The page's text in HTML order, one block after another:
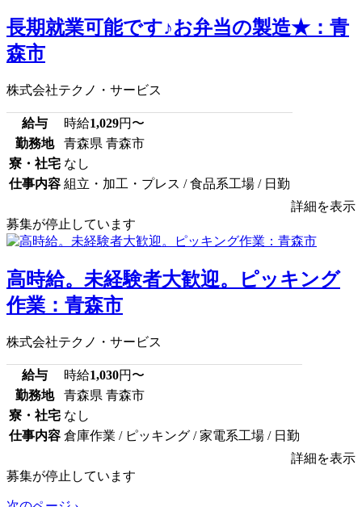
長期就業可能です♪お弁当の製造★：青
森市
株式会社テクノ・サービス
給与 時給1,029円〜
勤務地
青森県 青森市
寮・社宅 なし
仕事内容 組立・加工・プレス / 食品系工場 / 日勤
詳細を表示
募集が停止しています
高時給。未経験者大歓迎。ピッキング
作業：青森市
株式会社テクノ・サービス
給与 時給1,030円〜
勤務地
青森県 青森市
寮・社宅 なし
仕事内容 倉庫作業 / ピッキング / 家電系工場 / 日勤
詳細を表示
募集が停止しています